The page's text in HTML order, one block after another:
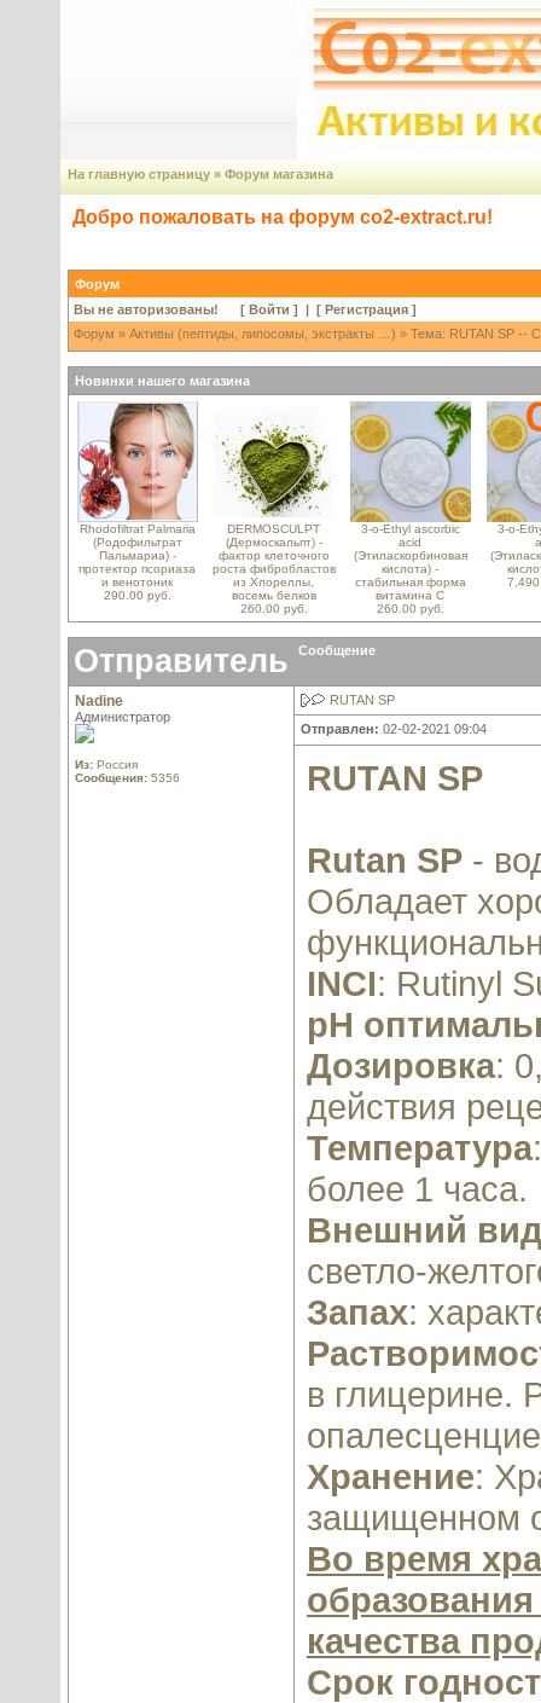
На главную страницу » Форум магазина
Добро пожаловать на форум co2-extract.ru!
Форум
Вы не авторизованы! [ Войти ] | [ Регистрация ]
Форум » Активы (пептиды, липосомы, экстракты …) » Тема: RUTAN SP --
Новинки нашего магазина
Rhodofiltrat Palmaria
(Родофильтрат
Пальмариа) -
протектор псориаза
и венотоник
290.00 руб.
DERMOSCULPT
(Дермоскальпт) -
фактор клеточного
роста фибробластов
из Хлореллы,
восемь белков
260.00 руб.
3-o-Ethyl ascorbic
acid
(Этиласкорбиновая
кислота) -
стабильная форма
витамина С
260.00 руб.
3-o-
Отправитель Сообщение
Nadine
Администратор
Из: Россия
Сообщения: 5356
RUTAN SP
Отправлен: 02-02-2021 09:04
RUTAN SP
Rutan SP -
Обладает
INCI: Rutinyl
pH
Дозировка:
действия
Температура
более 1 часа.
Внешний вид
светло-
Запах:
в глицерине.
Хранение:
защищенном
Во время
качества
Срок